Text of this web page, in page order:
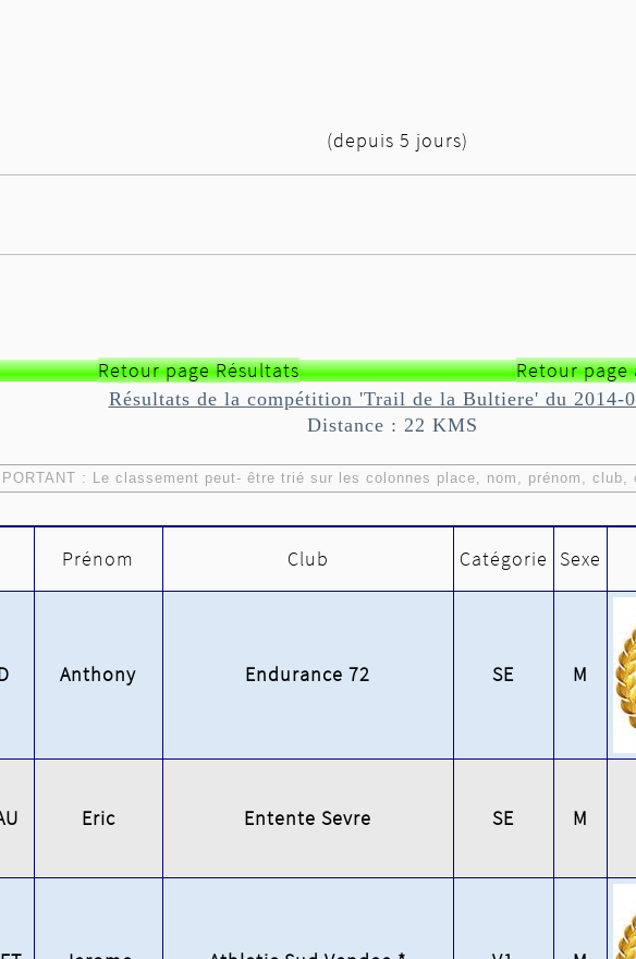
(depuis 5 jours)
Retour page Résultats Retour page
Résultats de la compétition 'Trail de la Bultiere' du 2014-
Distance : 22 KMS
: Le classement peut- être trié sur les colonnes place, nom, prénom,
Prénom Club Catégorie Sexe
Anthony Endurance 72 SE M
Eric Entente Sevre SE M